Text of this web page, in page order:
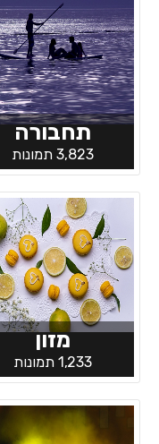
תחבורה
3,823 תמונות
מזון
1,233 תמונות